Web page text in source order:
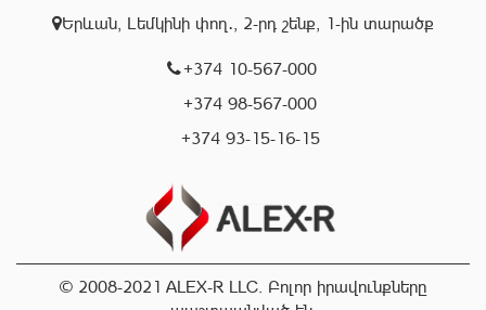
աշխատակիցները կապահովեն Ձեր գործարքների
օրինականությունը, փաստաթղթերի ճշտությունը և
ծագած ցանկացած խնդիրների արագ և որակյալ
Մենք գործում ենք Երևան քաղաքի տարբեր
կատարել ճիշտ, արագ և շահավետ գործարքներ:
Մենք սիրում ենք մեր հաճախորդներին և ուրախ կլինենք
Ձեզ տեսնել նրանց թվում:
Երևան, Լեմկինի փող․, 2-րդ շենք, 1-ին տարածք
+374 10-567-000
+374 98-567-000
+374 93-15-16-15
© 2008-2021 ALEX-R LLC. Բոլոր իրավունքները